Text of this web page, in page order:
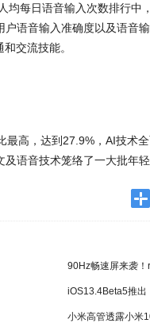
均每日语音输入次数排行中
语音输入准确度以及语音
交流技能。
最高，达到27.9%，AI技术
语音技术笼络了一大批年
90Hz畅速屏来袭
iOS13.4Beta5推
小米高管透露小米